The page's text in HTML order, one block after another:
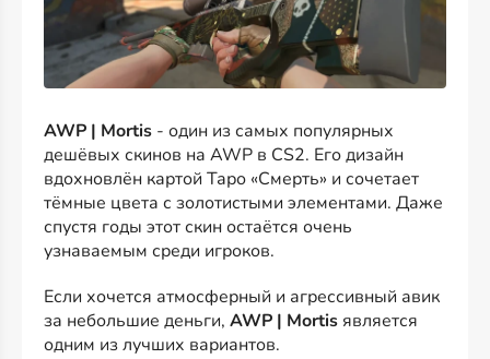
AWP | Mortis - один из самых популярных
дешёвых скинов на AWP в CS2. Его дизайн
вдохновлён картой Таро «Смерть» и сочетает
тёмные цвета с золотистыми элементами. Даже
спустя годы этот скин остаётся очень
узнаваемым среди игроков.
Если хочется атмосферный и агрессивный авик
за небольшие деньги, AWP | Mortis является
одним из лучших вариантов.